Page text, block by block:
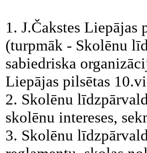
1. J.Čakstes
(turpmāk - Skolēnu
sabiedriska
Liepājas pilsētas
2. Skolēnu
skolēnu intereses,
3. Skolēnu